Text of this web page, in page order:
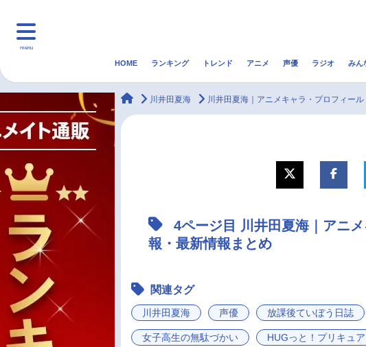
menu
マンガ・ラノベ
声優記事一覧
HOME ランキング トレンド アニメ 声優 ラジオ みん
animateTimes
川井田夏海 川井田夏海｜アニメキャラ・プロフィー
4ページ目 川井田夏海｜アニ
報・最新情報まとめ
関連タグ
川井田夏海 声優 放課後ていぼう日誌
女子高生の無駄づかい HUGっと！プリキュア